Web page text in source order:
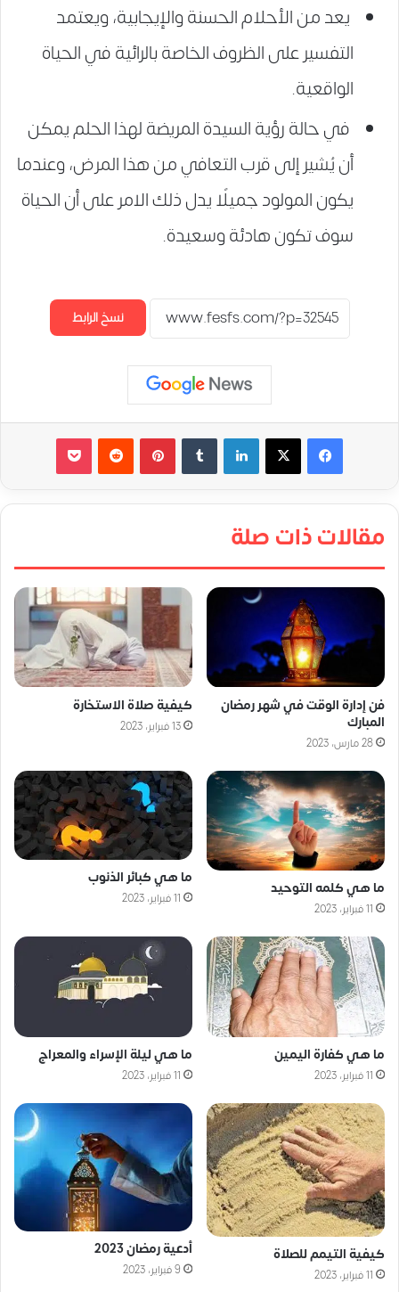
يعد من الأحلام الحسنة والإيجابية، ويعتمد
التفسير على الظروف الخاصة بالرائية في الحياة
الواقعية.
في حالة رؤية السيدة المريضة لهذا الحلم يمكن
أن يُشير إلى قرب التعافي من هذا المرض، وعندما
يكون المولود جميلًا يدل ذلك الامر على أن الحياة
سوف تكون هادئة وسعيدة.
نسخ الرابط
لينكدإن بينتيريست
مقالات ذات صلة
فن إدارة الوقت في شهر رمضان
المبارك
28 مارس، 2023
كيفية صلاة الاستخارة
13 فبراير، 2023
ما هي كلمه التوحيد
11 فبراير، 2023
ما هي كبائر الذنوب
11 فبراير، 2023
ما هي كفارة اليمين
11 فبراير، 2023
ما هي ليلة الإسراء والمعراج
11 فبراير، 2023
كيفية التيمم للصلاة
11 فبراير، 2023
أدعية رمضان 2023
9 فبراير، 2023